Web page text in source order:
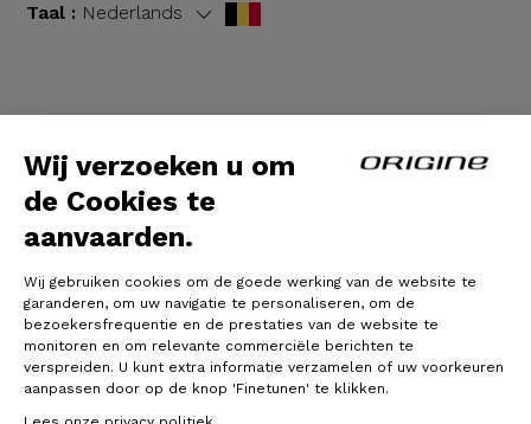
Wij verzoeken u om
de Cookies te
aanvaarden.
Wij gebruiken cookies om de goede werking van de website te
garanderen, om uw navigatie te personaliseren, om de
bezoekersfrequentie en de prestaties van de website te
monitoren en om relevante commerciële berichten te
verspreiden. U kunt extra informatie verzamelen of uw voorkeuren
aanpassen door op de knop 'Finetunen' te klikken.
Taal : Nederlands
© Origine Cycles